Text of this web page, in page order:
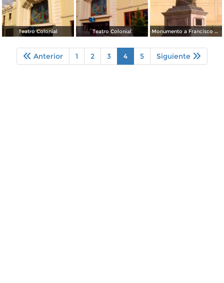
Teatro Colonial Teatro Colonial Monumento a Francisco Villa
Anterior 1 2 3 4 5 Siguiente